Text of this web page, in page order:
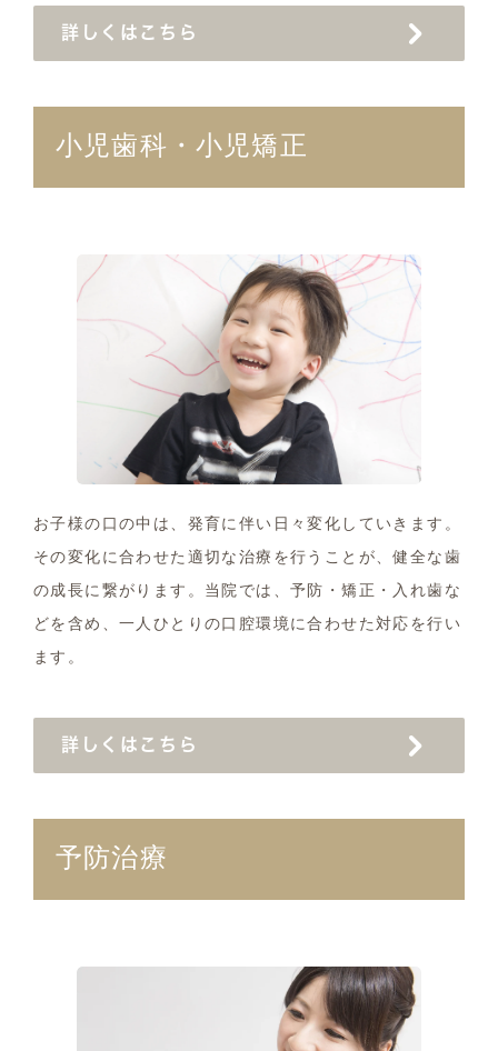
詳しくはこちら
小児歯科・小児矯正
お子様の口の中は、発育に伴い日々変化していきます。
その変化に合わせた適切な治療を行うことが、健全な歯
の成長に繋がります。当院では、予防・矯正・入れ歯な
どを含め、一人ひとりの口腔環境に合わせた対応を行い
ます。
詳しくはこちら
予防治療